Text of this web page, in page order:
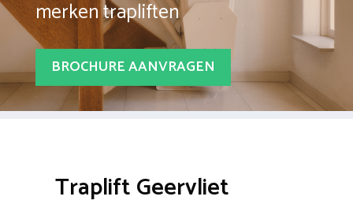
merken trapliften
BROCHURE AANVRAGEN
Traplift Geervliet